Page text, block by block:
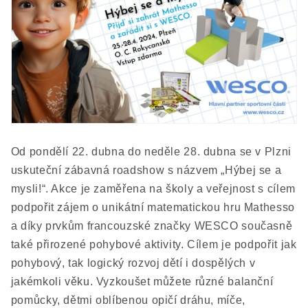
Od pondělí 22. dubna do neděle 28. dubna se v Plzni
uskuteční zábavná roadshow s názvem „Hýbej se a
mysli!“. Akce je zaměřena na školy a veřejnost s cílem
podpořit zájem o unikátní matematickou hru Mathesso
a díky prvkům francouzské značky WESCO současně
také přirozené pohybové aktivity. Cílem je podpořit jak
pohybový, tak logický rozvoj dětí i dospělých v
jakémkoli věku. Vyzkoušet můžete různé balanční
pomůcky, dětmi oblíbenou opičí dráhu, míče,